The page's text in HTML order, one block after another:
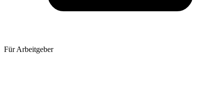
Für Arbeitgeber